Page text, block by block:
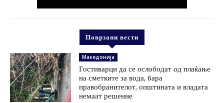
Поврзани вести
Македонија
Гостиварци да се ослободат од плаќање
на сметките за вода, бара
правобранителот, општината и владата
немаат решение